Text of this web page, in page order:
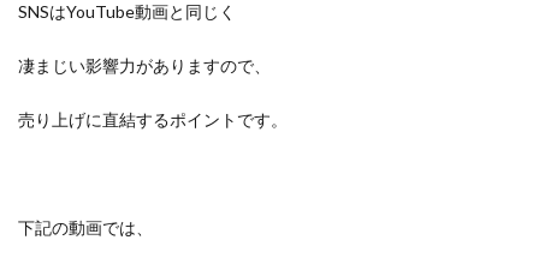
SNSはYouTube動画と同じく
凄まじい影響力がありますので、
売り上げに直結するポイントです。
下記の動画では、